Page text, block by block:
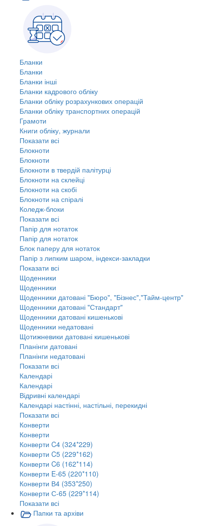
Бланки
Бланки
Бланки інші
Бланки кадрового обліку
Бланки обліку розрахункових операцій
Бланки обліку транспортних операцій
Грамоти
Книги обліку, журнали
Показати всі
Блокноти
Блокноти
Блокноти в твердій палітурці
Блокноти на склейці
Блокноти на скобі
Блокноти на спіралі
Коледж-блоки
Показати всі
Папір для нотаток
Папір для нотаток
Блок паперу для нотаток
Папір з липким шаром, індекси-закладки
Показати всі
Щоденники
Щоденники
Щоденники датовані "Бюро", "Бізнес","Тайм-центр"
Щоденники датовані "Стандарт"
Щоденники датовані кишенькові
Щоденники недатовані
Щотижневики датовані кишенькові
Планінги датовані
Планінги недатовані
Показати всі
Календарі
Календарі
Відривні календарі
Календарі настінні, настільні, перекидні
Показати всі
Конверти
Конверти
Конверти C4 (324*229)
Конверти C5 (229*162)
Конверти C6 (162*114)
Конверти E-65 (220*110)
Конверти В4 (353*250)
Конверти С-65 (229*114)
Показати всі
Папки та архіви